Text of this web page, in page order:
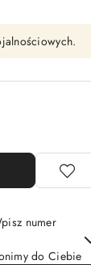
numer
do Ciebie